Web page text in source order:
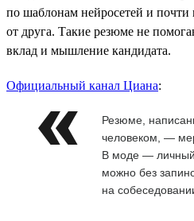
по шаблонам нейросетей и
от друга. Такие резюме не
вклад и мышление кандидата.
Официальный канал Циана:
Резюме,
человеком, —
В моде — личный
можно без
на